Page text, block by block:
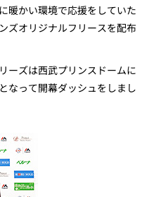
暖かい環境で応援をしていた
ズオリジナルフリースを配布
ーズは西武プリンスドームに
なって開幕ダッシュをしまし